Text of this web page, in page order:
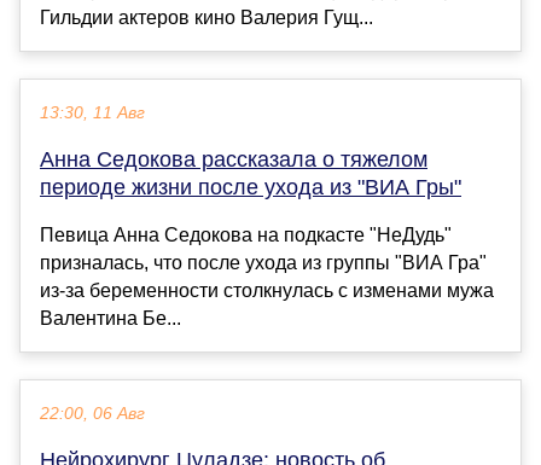
Гильдии актеров кино Валерия Гущ...
13:30, 11 Авг
Анна Седокова рассказала о тяжелом
периоде жизни после ухода из "ВИА Гры"
Певица Анна Седокова на подкасте "НеДудь"
призналась, что после ухода из группы "ВИА Гра"
из-за беременности столкнулась с изменами мужа
Валентина Бе...
22:00, 06 Авг